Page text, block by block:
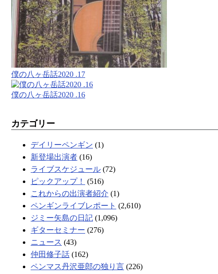
僕の八ヶ岳話2020 .17
僕の八ヶ岳話2020 .16
カテゴリー
デイリーペンギン (1)
新登場出演者 (16)
ライブスケジュール (72)
ピックアップ！
(516)
これからの出演者紹介 (1)
ペンギンライブレポート (2,610)
ジミー矢島の日記 (1,096)
ギターセミナー (276)
ニュース (43)
仲田修子話 (162)
ペンマス丹沢亜郎の独り言 (226)